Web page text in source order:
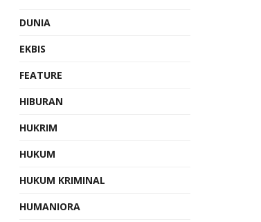
DUNIA
EKBIS
FEATURE
HIBURAN
HUKRIM
HUKUM
HUKUM KRIMINAL
HUMANIORA